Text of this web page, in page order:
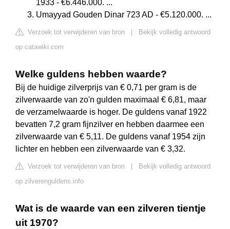
1933 - €6.446.000. ...
Umayyad Gouden Dinar 723 AD - €5.120.000. ...
Verzoek tot verwijderen van bron
Bekijk volledig antwoord
op catawiki.com
Welke guldens hebben waarde?
Bij de huidige zilverprijs van € 0,71 per gram is de
zilverwaarde van zo'n gulden maximaal € 6,81, maar
de verzamelwaarde is hoger. De guldens vanaf 1922
bevatten 7,2 gram fijnzilver en hebben daarmee een
zilverwaarde van € 5,11. De guldens vanaf 1954 zijn
lichter en hebben een zilverwaarde van € 3,32.
Verzoek tot verwijderen van bron
Bekijk volledig antwoord
op zilverenguldens.info
Wat is de waarde van een zilveren tientje
uit 1970?